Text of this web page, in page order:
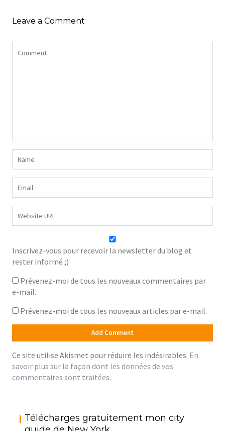
Leave a Comment
Inscrivez-vous pour recevoir la newsletter du blog et
rester informé ;)
Prévenez-moi de tous les nouveaux commentaires par
e-mail.
Prévenez-moi de tous les nouveaux articles par e-mail.
Ce site utilise Akismet pour réduire les indésirables. En
savoir plus sur la façon dont les données de vos
commentaires sont traitées.
Télécharges gratuitement mon city